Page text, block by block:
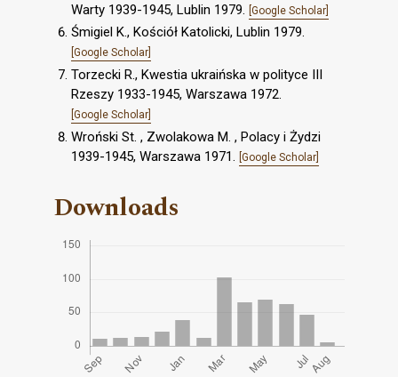
Warty 1939-1945, Lublin 1979.
[Google Scholar]
Śmigiel K., Kościół Katolicki, Lublin 1979.
[Google Scholar]
Torzecki R., Kwestia ukraińska w polityce III
Rzeszy 1933-1945, Warszawa 1972.
[Google Scholar]
Wroński St. , Zwolakowa M. , Polacy i Żydzi
1939-1945, Warszawa 1971. [Google Scholar]
Downloads